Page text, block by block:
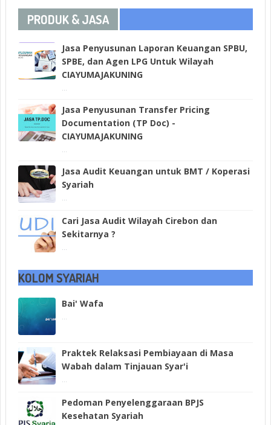
PRODUK & JASA
Jasa Penyusunan Laporan Keuangan SPBU,
SPBE, dan Agen LPG Untuk Wilayah
CIAYUMAJAKUNING
Jasa Penyusunan Transfer Pricing
Documentation (TP Doc) -
CIAYUMAJAKUNING
Jasa Audit Keuangan untuk BMT / Koperasi
Syariah
Cari Jasa Audit Wilayah Cirebon dan
Sekitarnya ?
KOLOM SYARIAH
Bai' Wafa
Praktek Relaksasi Pembiayaan di Masa
Wabah dalam Tinjauan Syar'i
Pedoman Penyelenggaraan BPJS
Kesehatan Syariah